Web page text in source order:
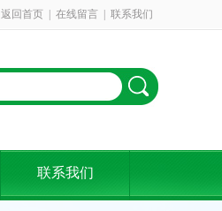
返回首页 在线留言 联系我们
联系我们